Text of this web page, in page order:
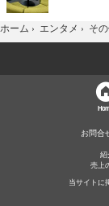
ホーム › エンタメ › そ
お問合
紹
売上
当サイトに